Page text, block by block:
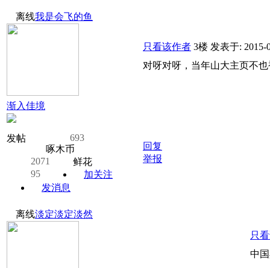
离线我是会飞的鱼
渐入佳境
发帖
693
啄木币
2071
鲜花
95
加关注
发消息
只看该作者 3楼 发表于: 2015-
对呀对呀，当年山大主页不
回复
举报
离线淡定淡定淡然
只
中